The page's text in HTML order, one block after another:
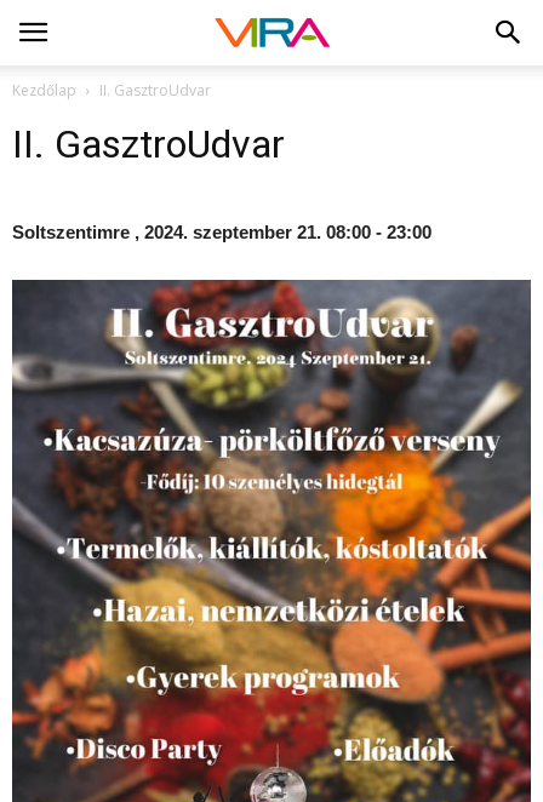
Kezdőlap II. GasztroUdvar
II. GasztroUdvar
Soltszentimre , 2024. szeptember 21. 08:00 - 23:00